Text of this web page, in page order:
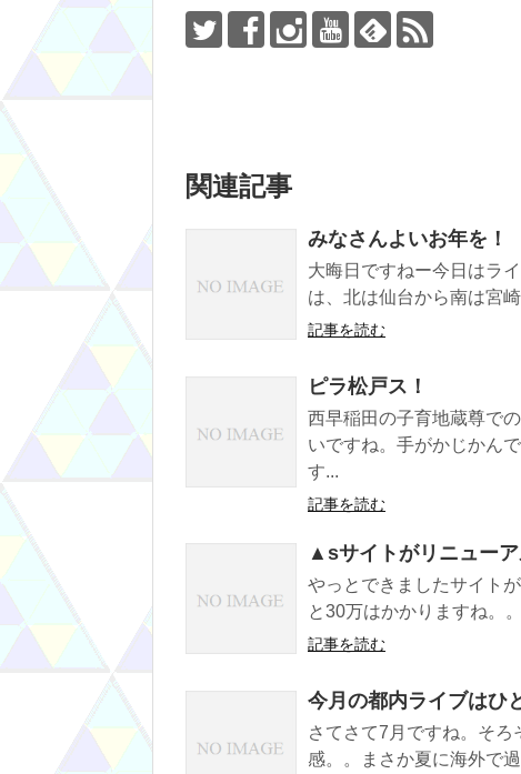
関連記事
みなさんよいお年を！
大晦日ですねー今日はラ
は、北は仙台から南は宮
記事を読む
ピラ松戸ス！
西早稲田の子育地蔵尊で
いですね。手がかじかん
す...
記事を読む
▲sサイトがリニュー
やっとできましたサイト
と30万はかかりますね。
記事を読む
今月の都内ライブはひ
さてさて7月ですね。そ
感。。まさか夏に海外で